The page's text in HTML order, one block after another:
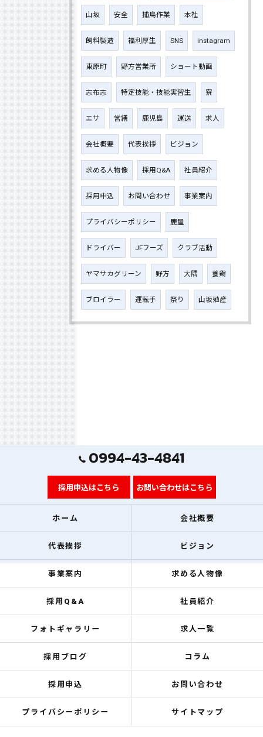
山坂 安全 捕鳥作業 本社
飼料製造 福利厚生 SNS instagram
東原町 野方営業所 ショート動画
志布志 特定技能・技能実習生 寮
エサ 営繕 鹿児島 運送 求人
会社概要 代表挨拶 ビジョン
求める人物像 採用Q&A 社員紹介
採用申込 お問い合わせ 事業案内
プライバシーポリシー 鹿屋
ドライバー JFフーズ クラブ活動
ヤマサカグリーン 野方 大隅 養鶏
ブロイラー 運転手 祭り 山坂殖産
0994-43-4841
採用申込はこちら お問い合わせはこちら
ホーム 会社概要
代表挨拶 ビジョン
事業案内 求める人物像
採用Q&A 社員紹介
フォトギャラリー 求人一覧
採用ブログ コラム
採用申込 お問い合わせ
プライバシーポリシー サイトマップ